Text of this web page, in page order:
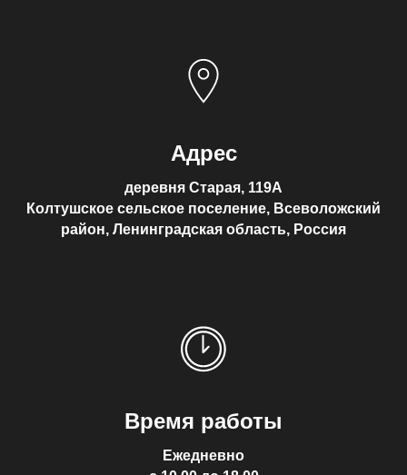
Адрес
деревня Старая, 119А
Колтушское сельское поселение, Всеволожский
район, Ленинградская область, Россия
Время работы
Ежедневно